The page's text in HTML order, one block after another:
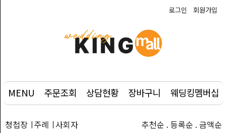
품
웨
딩
부
로그인 회원가입
MENU 주문조회 상담현황 장바구니 웨딩킹멤버십
청첩장 ∣ 주례 ∣ 사회자 추천순 . 등록순 . 금액순